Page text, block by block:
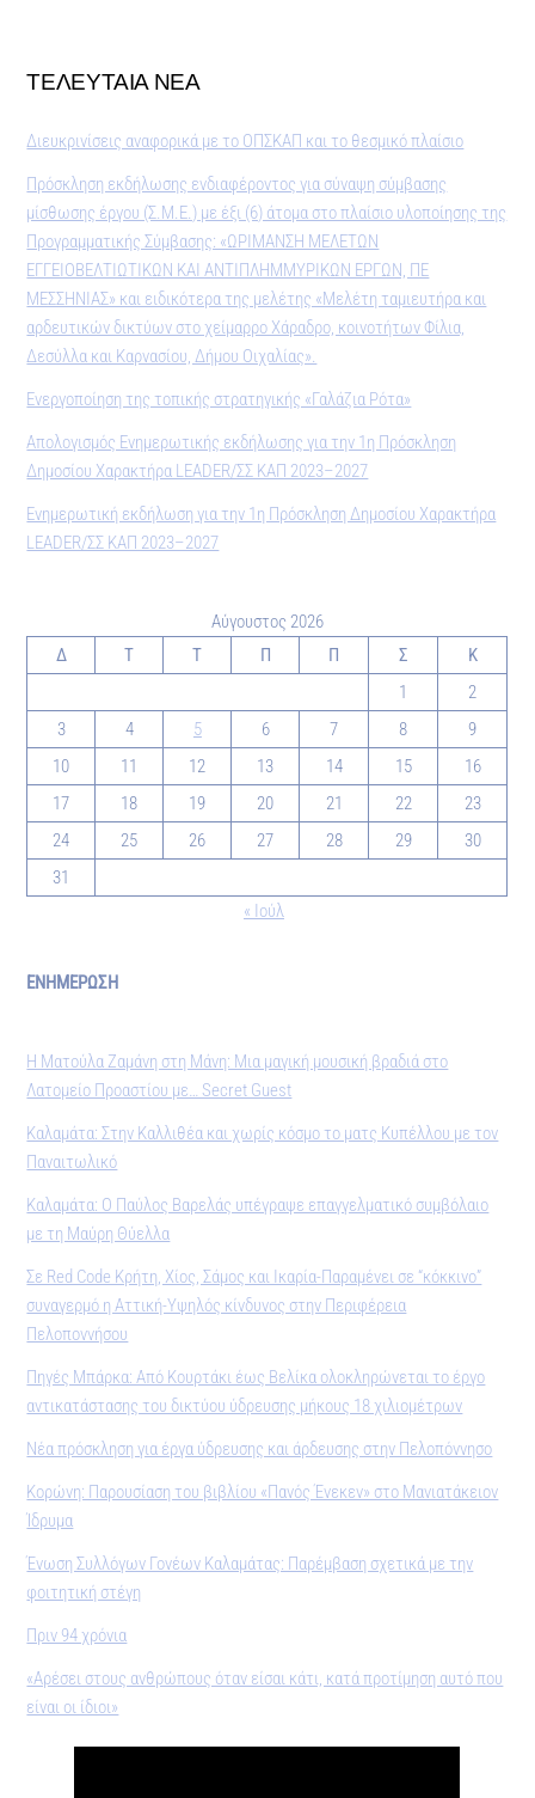
ΤΕΛΕΥΤΑΙΑ ΝΕΑ
Διευκρινίσεις αναφορικά με το ΟΠΣΚΑΠ και το θεσμικό πλαίσιο
Πρόσκληση εκδήλωσης ενδιαφέροντος για σύναψη σύμβασης
μίσθωσης έργου (Σ.Μ.Ε.) με έξι (6) άτομα στο πλαίσιο υλοποίησης της
Προγραμματικής Σύμβασης: «ΩΡΙΜΑΝΣΗ ΜΕΛΕΤΩΝ
ΕΓΓΕΙΟΒΕΛΤΙΩΤΙΚΩΝ ΚΑΙ ΑΝΤΙΠΛΗΜΜΥΡΙΚΩΝ ΕΡΓΩΝ, ΠΕ
ΜΕΣΣΗΝΙΑΣ» και ειδικότερα της μελέτης «Μελέτη ταμιευτήρα και
αρδευτικών δικτύων στο χείμαρρο Χάραδρο, κοινοτήτων Φίλια,
Δεσύλλα και Καρνασίου, Δήμου Οιχαλίας».
Ενεργοποίηση της τοπικής στρατηγικής «Γαλάζια Ρότα»
Απολογισμός Ενημερωτικής εκδήλωσης για την 1η Πρόσκληση
Δημοσίου Χαρακτήρα LEADER/ΣΣ ΚΑΠ 2023–2027
Ενημερωτική εκδήλωση για την 1η Πρόσκληση Δημοσίου Χαρακτήρα
LEADER/ΣΣ ΚΑΠ 2023–2027
Αύγουστος 2026
Δ
Τ Τ Π Π Σ
Κ
1
2
3
4 5 6 7 8
9
10
11 12 13 14 15
16
17
18 19 20 21 22
23
24
25 26 27 28 29
30
31
« Ιούλ
ΕΝΗΜΕΡΩΣΗ
Η Ματούλα Ζαμάνη στη Μάνη: Μια μαγική μουσική βραδιά στο
Λατομείο Προαστίου με… Secret Guest
Καλαμάτα: Στην Καλλιθέα και χωρίς κόσμο το ματς Κυπέλλου με τον
Παναιτωλικό
Καλαμάτα: Ο Παύλος Βαρελάς υπέγραψε επαγγελματικό συμβόλαιο
με τη Μαύρη Θύελλα
Σε Red Code Κρήτη, Χίος, Σάμος και Ικαρία-Παραμένει σε “κόκκινο”
συναγερμό η Αττική-Υψηλός κίνδυνος στην Περιφέρεια
Πελοποννήσου
Πηγές Μπάρκα: Από Κουρτάκι έως Βελίκα ολοκληρώνεται το έργο
αντικατάστασης του δικτύου ύδρευσης μήκους 18 χιλιομέτρων
Νέα πρόσκληση για έργα ύδρευσης και άρδευσης στην Πελοπόννησο
Κορώνη: Παρουσίαση του βιβλίου «Πανός Ένεκεν» στο Μανιατάκειον
Ίδρυµα
Ένωση Συλλόγων Γονέων Καλαμάτας: Παρέμβαση σχετικά με την
φοιτητική στέγη
Πριν 94 χρόνια
«Αρέσει στους ανθρώπους όταν είσαι κάτι, κατά προτίμηση αυτό που
είναι οι ίδιοι»